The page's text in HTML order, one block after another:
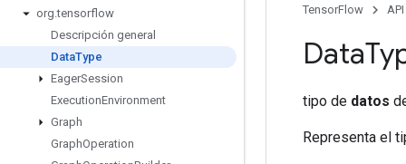
org.tensorflow
Descripción general
DataType
EagerSession
ExecutionEnvironment
Graph
GraphOperation
TensorFlow API
Data
tipo de datos
Representa el